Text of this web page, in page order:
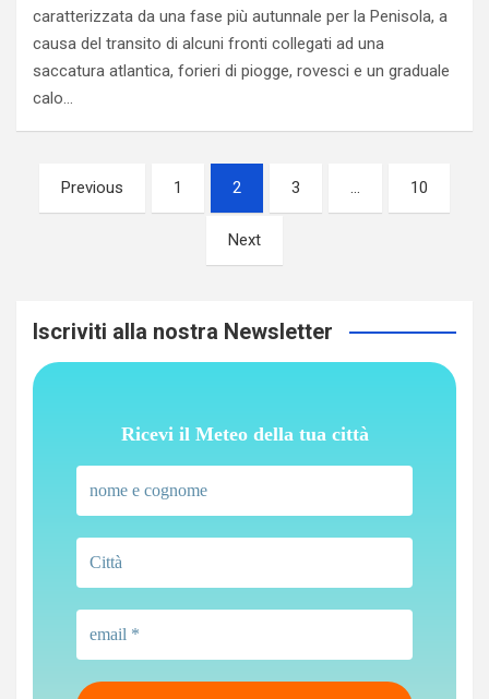
caratterizzata da una fase più autunnale per la Penisola, a
causa del transito di alcuni fronti collegati ad una
saccatura atlantica, forieri di piogge, rovesci e un graduale
calo…
Paginazione
degli
Previous 1 2 3 … 10
Next
Iscriviti alla nostra Newsletter
Ricevi il Meteo della tua città